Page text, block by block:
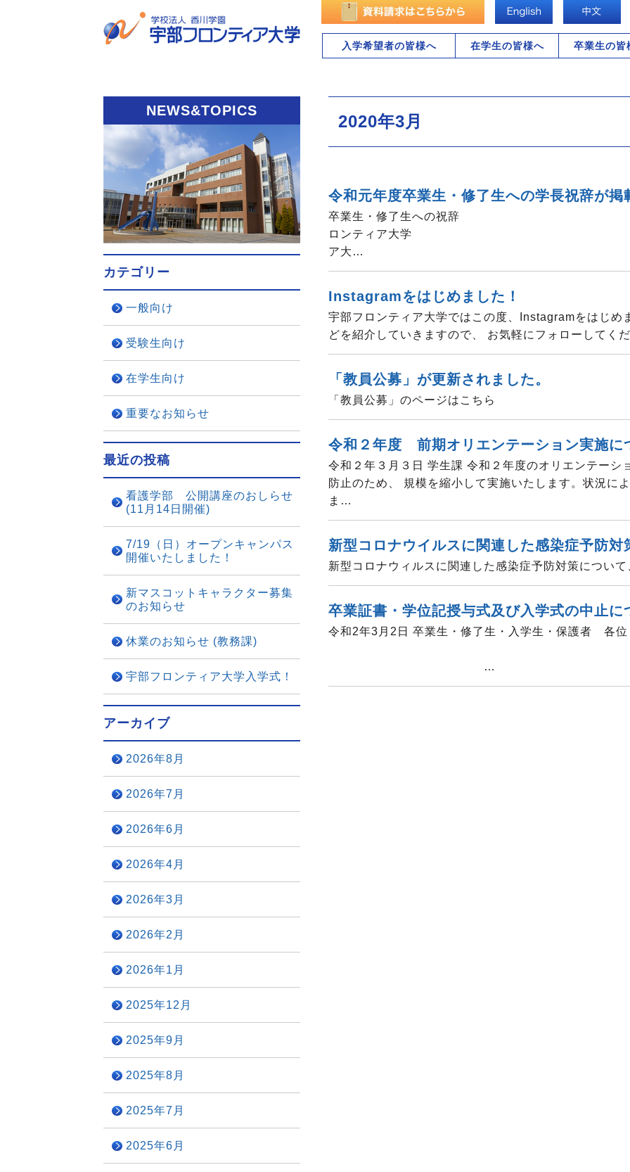
入学希望者の皆様へ 在学生の皆様へ 卒業生の皆
2020年3月
令和元年度卒業生・修了生への学長祝辞が掲
卒業生・修了生へ
ロンティア大学 宇
ア大…
Instagramをはじめました！
宇部フロンティア大学ではこの度、Instagramをはじめ
どを紹介していきますので、 お気軽にフォローして
「教員公募」が更新されました。
「教員公募」のページはこちら
令和２年度 前期オリエンテーション実施に
令和２年３月３日 学生課 令和２年度のオリエンテーシ
防止のため、 規模を縮小して実施いたします。状況に
ま…
新型コロナウイルスに関連した感染症予防対
新型コロナウィルスに関連した感染症予防対策につい
卒業証書・学位記授与式及び入学式の中止に
令和2年3月2日 卒業生・修了生・入学生・保護者 各位
宇部フロンテ
…
NEWS&TOPICS
カテゴリー
一般向け
受験生向け
在学生向け
重要なお知らせ
最近の投稿
看護学部 公開講座のおしらせ
(11月14日開催)
7/19（日）オープンキャンパス
開催いたしました！
新マスコットキャラクター募集
のお知らせ
休業のお知らせ (教務課)
宇部フロンティア大学入学式！
アーカイブ
2026年8月
2026年7月
2026年6月
2026年4月
2026年3月
2026年2月
2026年1月
2025年12月
2025年9月
2025年8月
2025年7月
2025年6月